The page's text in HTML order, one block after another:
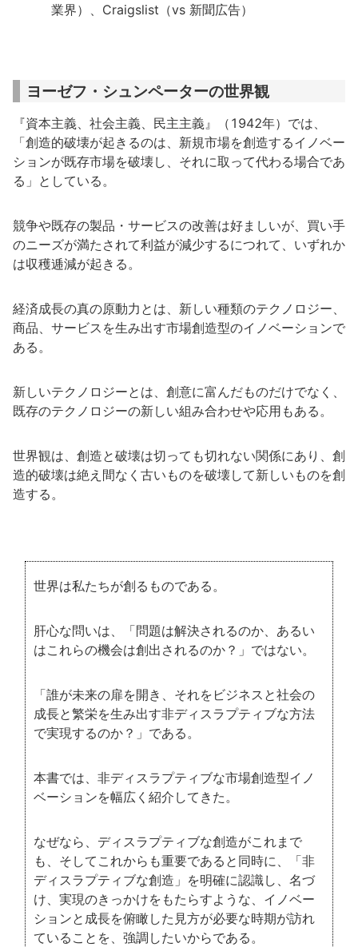
業界）、Craigslist（vs 新聞広告）
ヨーゼフ・シュンペーターの世界観
『資本主義、社会主義、民主主義』（1942年）では、
「創造的破壊が起きるのは、新規市場を創造するイノベー
ションが既存市場を破壊し、それに取って代わる場合であ
る」としている。
競争や既存の製品・サービスの改善は好ましいが、買い手
のニーズが満たされて利益が減少するにつれて、いずれか
は収穫逓減が起きる。
経済成長の真の原動力とは、新しい種類のテクノロジー、
商品、サービスを生み出す市場創造型のイノベーションで
ある。
新しいテクノロジーとは、創意に富んだものだけでなく、
既存のテクノロジーの新しい組み合わせや応用もある。
世界観は、創造と破壊は切っても切れない関係にあり、創
造的破壊は絶え間なく古いものを破壊して新しいものを創
造する。
世界は私たちが創るものである。
肝心な問いは、「問題は解決されるのか、あるい
はこれらの機会は創出されるのか？」ではない。
「誰が未来の扉を開き、それをビジネスと社会の
成長と繁栄を生み出す非ディスラプティブな方法
で実現するのか？」である。
本書では、非ディスラプティブな市場創造型イノ
ベーションを幅広く紹介してきた。
なぜなら、ディスラプティブな創造がこれまで
も、そしてこれからも重要であると同時に、「非
ディスラプティブな創造」を明確に認識し、名づ
け、実現のきっかけをもたらすような、イノベー
ションと成長を俯瞰した見方が必要な時期が訪れ
ていることを、強調したいからである。